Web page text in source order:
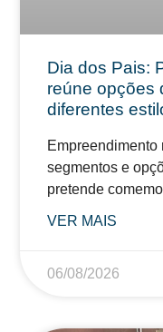
Dia dos Pais:
reúne opções
diferentes
segmentos e
pretende
VER MAIS
06/08/2026